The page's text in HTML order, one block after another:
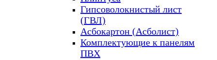
Гипсоволокнистый лист
(ГВЛ)
Асбокартон (Асболист)
Комплектующие к панелям
ПВХ